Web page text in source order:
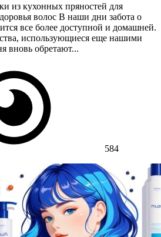
из кухонных пряностей для
волос В наши дни забота о
все более доступной и домашней.
использующиеся еще нашими
вновь обретают...
584